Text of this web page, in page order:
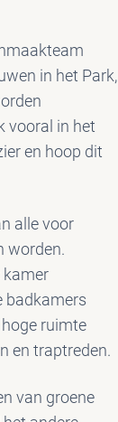
in het Park,
vooral in het
en hoop dit
alle voor
worden.
kamer
badkamers
ruimte
en traptreden.
van groene